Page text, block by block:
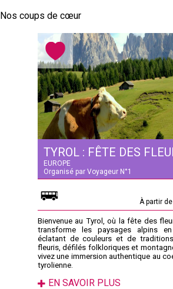
Nos coups de cœur
TYROL : FÊTE DES
EUROPE
Organisé par Voyageur N°1
À partir de
Bienvenue au Tyrol, où la fête des
transforme les paysages alpins
éclatant de couleurs et de
fleuris, défilés folkloriques et
vivez une immersion authentique au
tyrolienne.
EN SAVOIR PLUS